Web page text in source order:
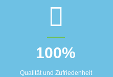
100%
Qualität und Zufriedenheit